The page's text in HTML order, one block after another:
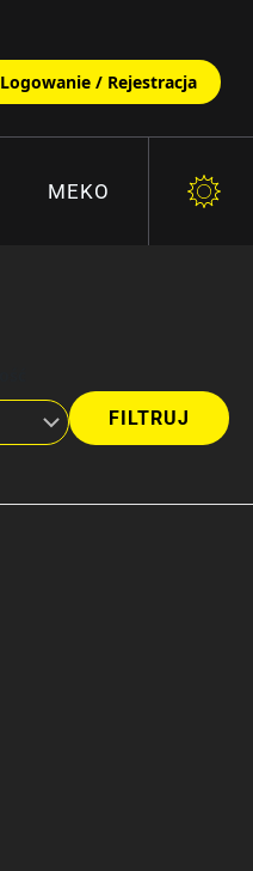
Logowanie / Rejestracja
MEKO